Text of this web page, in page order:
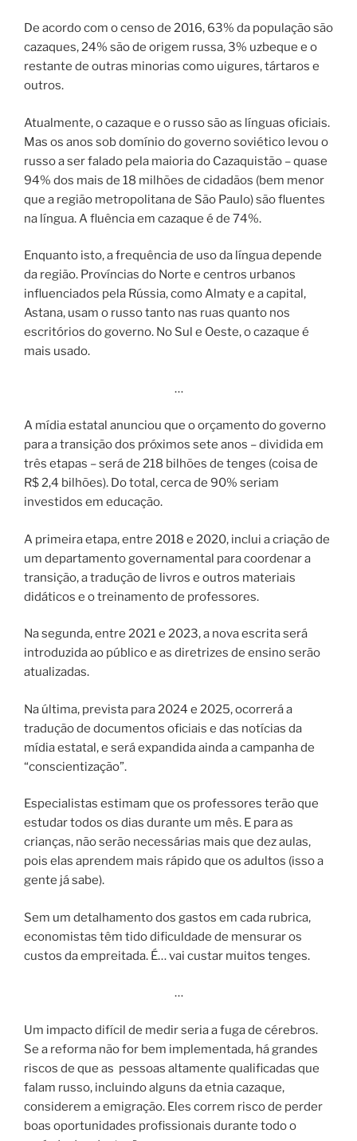
De acordo com o censo de 2016, 63% da população são
cazaques, 24% são de origem russa, 3% uzbeque e o
restante de outras minorias como uigures, tártaros e
outros.
Atualmente, o cazaque e o russo são as línguas oficiais.
Mas os anos sob domínio do governo soviético levou o
russo a ser falado pela maioria do Cazaquistão – quase
94% dos mais de 18 milhões de cidadãos (bem menor
que a região metropolitana de São Paulo) são fluentes
na língua. A fluência em cazaque é de 74%.
Enquanto isto, a frequência de uso da língua depende
da região. Províncias do Norte e centros urbanos
influenciados pela Rússia, como Almaty e a capital,
Astana, usam o russo tanto nas ruas quanto nos
escritórios do governo. No Sul e Oeste, o cazaque é
mais usado.
…
A mídia estatal anunciou que o orçamento do governo
para a transição dos próximos sete anos – dividida em
três etapas – será de 218 bilhões de tenges (coisa de
R$ 2,4 bilhões). Do total, cerca de 90% seriam
investidos em educação.
A primeira etapa, entre 2018 e 2020, inclui a criação de
um departamento governamental para coordenar a
transição, a tradução de livros e outros materiais
didáticos e o treinamento de professores.
Na segunda, entre 2021 e 2023, a nova escrita será
introduzida ao público e as diretrizes de ensino serão
atualizadas.
Na última, prevista para 2024 e 2025, ocorrerá a
tradução de documentos oficiais e das notícias da
mídia estatal, e será expandida ainda a campanha de
“conscientização”.
Especialistas estimam que os professores terão que
estudar todos os dias durante um mês. E para as
crianças, não serão necessárias mais que dez aulas,
pois elas aprendem mais rápido que os adultos (isso a
gente já sabe).
Sem um detalhamento dos gastos em cada rubrica,
economistas têm tido dificuldade de mensurar os
custos da empreitada. É… vai custar muitos tenges.
…
Um impacto difícil de medir seria a fuga de cérebros.
Se a reforma não for bem implementada, há grandes
riscos de que as pessoas altamente qualificadas que
falam russo, incluindo alguns da etnia cazaque,
considerem a emigração. Eles correm risco de perder
boas oportunidades profissionais durante todo o